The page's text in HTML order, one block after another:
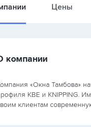
Цены
компании
«Окна Тамбова»
KBE и KNIPPING.
клиентам